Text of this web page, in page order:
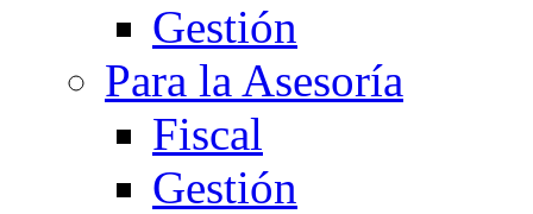
Gestión
Para la Asesoría
Fiscal
Gestión